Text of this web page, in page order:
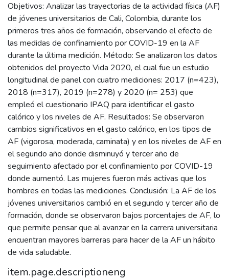
Objetivos: Analizar las trayectorias de la actividad física (AF)
de jóvenes universitarios de Cali, Colombia, durante los
primeros tres años de formación, observando el efecto de
las medidas de confinamiento por COVID-19 en la AF
durante la última medición. Método: Se analizaron los datos
obtenidos del proyecto Vida 2020, el cual fue un estudio
longitudinal de panel con cuatro mediciones: 2017 (n=423),
2018 (n=317), 2019 (n=278) y 2020 (n= 253) que
empleó el cuestionario IPAQ para identificar el gasto
calórico y los niveles de AF. Resultados: Se observaron
cambios significativos en el gasto calórico, en los tipos de
AF (vigorosa, moderada, caminata) y en los niveles de AF en
el segundo año donde disminuyó y tercer año de
seguimiento afectado por el confinamiento por COVID-19
donde aumentó. Las mujeres fueron más activas que los
hombres en todas las mediciones. Conclusión: La AF de los
jóvenes universitarios cambió en el segundo y tercer año de
formación, donde se observaron bajos porcentajes de AF, lo
que permite pensar que al avanzar en la carrera universitaria
encuentran mayores barreras para hacer de la AF un hábito
de vida saludable.
item.page.descriptioneng